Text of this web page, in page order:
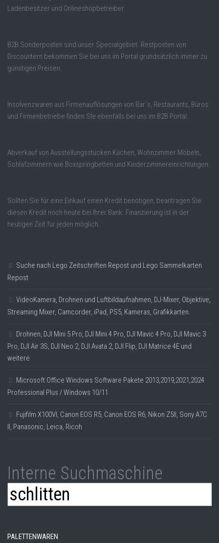
Ladenbesitzer und Onlineshopbetreiber.
B2B Sonderposten sind unser Specialgebiet. Restposten von
Discountern bekommen Sie bei uns im Portal grundsätzlich immer zu
günstigen Preisen.
Insolvenzwaren aus Firmenauflösungen von Bar´s, Restaurants, Büros
und Firmenbetriebe finden SIe ebenfalls bei uns im B2B Portal.
Abverkauf von Ausstellungsstücken Küchen, Wohnzimmer Möbeln,
Schlafzimmern wie Boxspringbetten und Kinderzimmereinrichtungen.
Sollten Sie für eine Einkauf einen Kredit benötigen, beantragen Sie
diesen Kredit noch heute bei Ihrer Bank. Finanzierung ist in der
heutigen Zeit für jeden möglich.
Suche nach Lego Zeitschriften Repost und Lego Sammelkarten
Repost
VideoKamera, Drohnen und Luftbildaufnahmen, DJ-Mixer, Objektive,
Streaming Mixer, Camcorder, iPad, PS5, Kameras, Grafikkarten.
Drohnen, DJI Mini 5 Pro, DJI Mini 4 Pro, DJI Mavic 4 Pro, DJI Mavic 3
Pro, DJI Air 3S, DJI Neo 2, DJI Avata 2, DJI Flip, DJI Matrice 4E und
weitere
Microsoft Office Windows Software Pakete 2013,2019,2021,2024
Professional Plus / Windows 10/11
Fujifilm X100VI, Canon EOS R5, Canon EOS R6, Nikon Z5II, Sony A7C
II, Panasonic, Leica, Ricoh
Interne Suchmaschine
PALETTENWAREN